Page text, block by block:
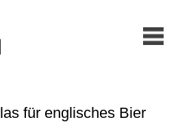
für englisches Bier